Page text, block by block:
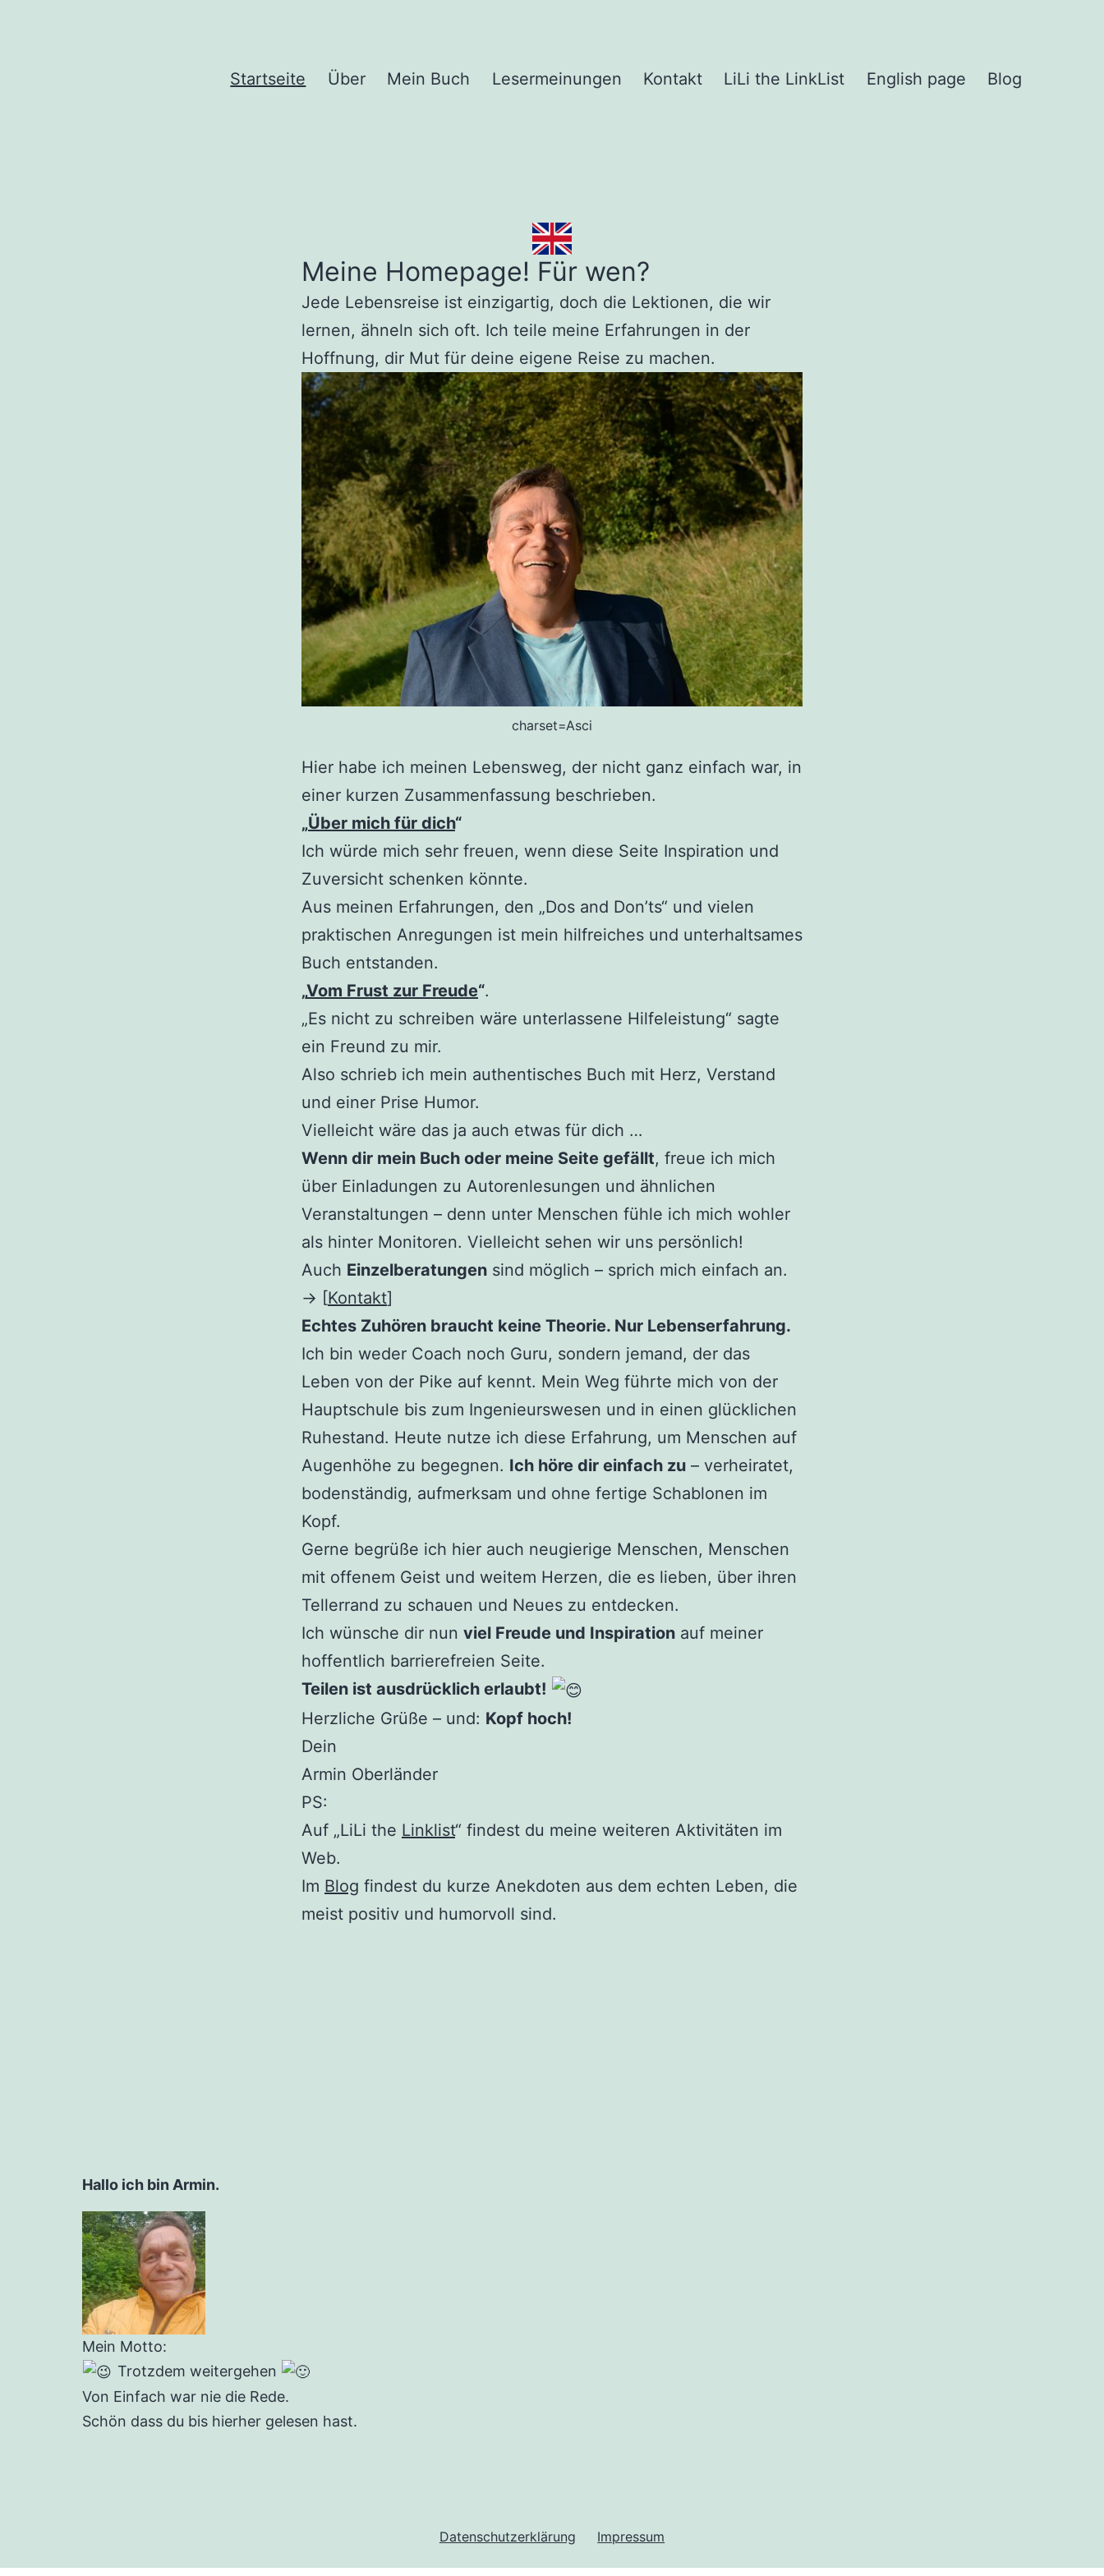
Deine
finden
Startseite Über Mein Buch Lesermeinungen Kontakt LiLi the LinkList English page Blog
Meine Homepage! Für wen?
Jede Lebensreise ist einzigartig, doch die Lektionen, die wir
lernen, ähneln sich oft. Ich teile meine Erfahrungen in der
Hoffnung, dir Mut für deine eigene Reise zu machen.
charset=Asci
Hier habe ich meinen Lebensweg, der nicht ganz einfach war, in
einer kurzen Zusammenfassung beschrieben.
„Über mich für dich“
Ich würde mich sehr freuen, wenn diese Seite Inspiration und
Zuversicht schenken könnte.
Aus meinen Erfahrungen, den „Dos and Don’ts“ und vielen
praktischen Anregungen ist mein hilfreiches und unterhaltsames
Buch entstanden.
„Vom Frust zur Freude“.
„Es nicht zu schreiben wäre unterlassene Hilfeleistung“ sagte
ein Freund zu mir.
Also schrieb ich mein authentisches Buch mit Herz, Verstand
und einer Prise Humor.
Vielleicht wäre das ja auch etwas für dich …
Wenn dir mein Buch oder meine Seite gefällt, freue ich mich
über Einladungen zu Autorenlesungen und ähnlichen
Veranstaltungen – denn unter Menschen fühle ich mich wohler
als hinter Monitoren. Vielleicht sehen wir uns persönlich!
Auch Einzelberatungen sind möglich – sprich mich einfach an.
→ [Kontakt]
Echtes Zuhören braucht keine Theorie. Nur Lebenserfahrung.
Ich bin weder Coach noch Guru, sondern jemand, der das
Leben von der Pike auf kennt. Mein Weg führte mich von der
Hauptschule bis zum Ingenieurswesen und in einen glücklichen
Ruhestand. Heute nutze ich diese Erfahrung, um Menschen auf
Augenhöhe zu begegnen. Ich höre dir einfach zu – verheiratet,
bodenständig, aufmerksam und ohne fertige Schablonen im
Kopf.
Gerne begrüße ich hier auch neugierige Menschen, Menschen
mit offenem Geist und weitem Herzen, die es lieben, über ihren
Tellerrand zu schauen und Neues zu entdecken.
Ich wünsche dir nun viel Freude und Inspiration auf meiner
hoffentlich barrierefreien Seite.
Teilen ist ausdrücklich erlaubt!
Herzliche Grüße – und: Kopf hoch!
Dein
Armin Oberländer
PS:
Auf „LiLi the Linklist“ findest du meine weiteren Aktivitäten im
Web.
Im Blog findest du kurze Anekdoten aus dem echten Leben, die
meist positiv und humorvoll sind.
Hallo ich bin Armin.
Mein Motto:
Trotzdem weitergehen
Von Einfach war nie die Rede.
Schön dass du bis hierher gelesen hast.
Datenschutzerklärung Impressum